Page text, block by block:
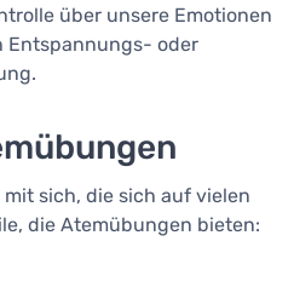
über unsere Emotionen
Entspannungs- oder
sich, die sich auf vielen
die Atemübungen bieten: